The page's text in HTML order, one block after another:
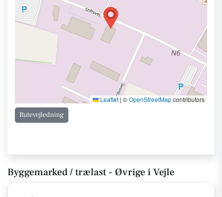
Leaflet | ©OpenStreetMapcontributors
Rutevejledning
Byggemarked / trælast - Øvrige i Vejle